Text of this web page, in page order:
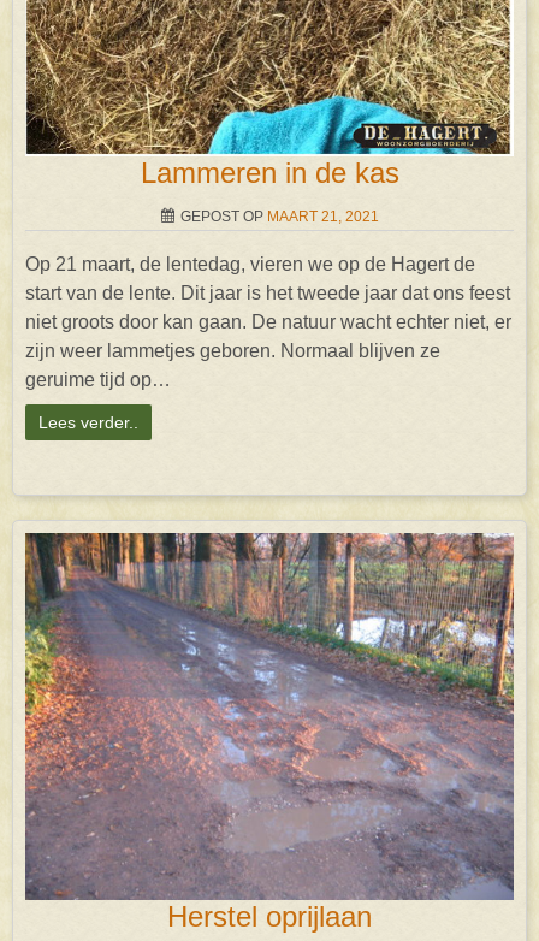
Lammeren in de kas
GEPOST OP MAART 21, 2021
Op 21 maart, de lentedag, vieren we op de Hagert de
start van de lente. Dit jaar is het tweede jaar dat ons feest
niet groots door kan gaan. De natuur wacht echter niet, er
zijn weer lammetjes geboren. Normaal blijven ze
geruime tijd op…
Lees verder..
Herstel oprijlaan